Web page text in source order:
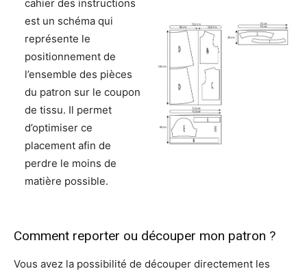
cahier des instructions
est un schéma qui
représente le
positionnement de
l’ensemble des pièces
du patron sur le coupon
de tissu. Il permet
d’optimiser ce
placement afin de
perdre le moins de
matière possible.
Comment reporter ou découper mon patron ?
Vous avez la possibilité de découper directement les